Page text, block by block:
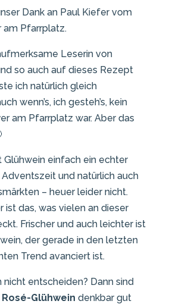
Dank an Paul Kiefer vom
am Pfarrplatz.
Leserin von
so auch auf dieses Rezept
ich natürlich gleich
wenn’s, ich gesteh’s, kein
am Pfarrplatz war. Aber das
Glühwein einfach ein echter
Adventszeit und natürlich auch
– heuer leider nicht.
ist das, was vielen an dieser
Frischer und auch leichter ist
der gerade in den letzten
Trend avanciert ist.
nicht entscheiden? Dann sind
Rosé-Glühwein denkbar gut